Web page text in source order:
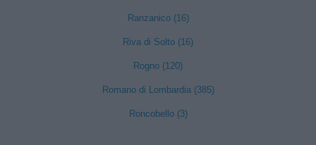
Ranzanico (16)
Riva di Solto (16)
Rogno (120)
Romano di Lombardia (385)
Roncobello (3)